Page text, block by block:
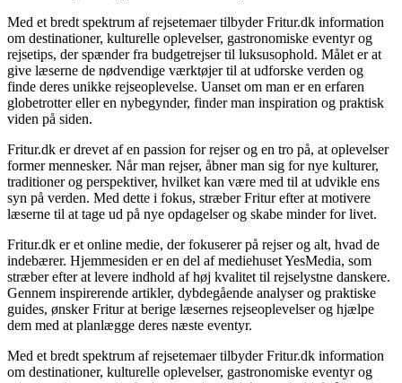
Med et bredt spektrum af rejsetemaer tilbyder Fritur.dk information
om destinationer, kulturelle oplevelser, gastronomiske eventyr og
rejsetips, der spænder fra budgetrejser til luksusophold. Målet er at
give læserne de nødvendige værktøjer til at udforske verden og
finde deres unikke rejseoplevelse. Uanset om man er en erfaren
globetrotter eller en nybegynder, finder man inspiration og praktisk
viden på siden.
Fritur.dk er drevet af en passion for rejser og en tro på, at oplevelser
former mennesker. Når man rejser, åbner man sig for nye kulturer,
traditioner og perspektiver, hvilket kan være med til at udvikle ens
syn på verden. Med dette i fokus, stræber Fritur efter at motivere
læserne til at tage ud på nye opdagelser og skabe minder for livet.
Fritur.dk er et online medie, der fokuserer på rejser og alt, hvad de
indebærer. Hjemmesiden er en del af mediehuset YesMedia, som
stræber efter at levere indhold af høj kvalitet til rejselystne danskere.
Gennem inspirerende artikler, dybdegående analyser og praktiske
guides, ønsker Fritur at berige læsernes rejseoplevelser og hjælpe
dem med at planlægge deres næste eventyr.
Med et bredt spektrum af rejsetemaer tilbyder Fritur.dk information
om destinationer, kulturelle oplevelser, gastronomiske eventyr og